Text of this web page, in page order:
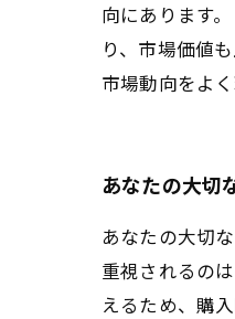
向にあります
り、市場価値
市場動向をよ
あなたの大切
あなたの大切
重視されるの
えるため、購